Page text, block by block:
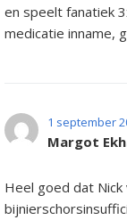
en speelt fanatiek
medicatie inname,
1 september
Margot
Heel goed dat